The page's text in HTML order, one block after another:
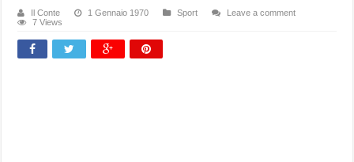
Il Conte 1 Gennaio 1970 Sport
Leave a comment
7 Views